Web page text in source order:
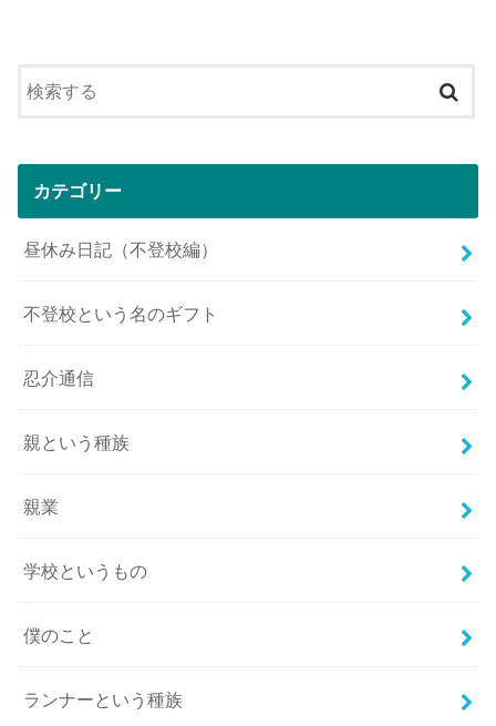
カテゴリー
昼休み日記（不登校編）
不登校という名のギフト
忍介通信
親という種族
親業
学校というもの
僕のこと
ランナーという種族